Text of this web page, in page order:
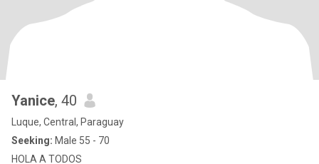
Yanice, 40
Luque, Central, Paraguay
Seeking: Male 55 - 70
HOLA A TODOS